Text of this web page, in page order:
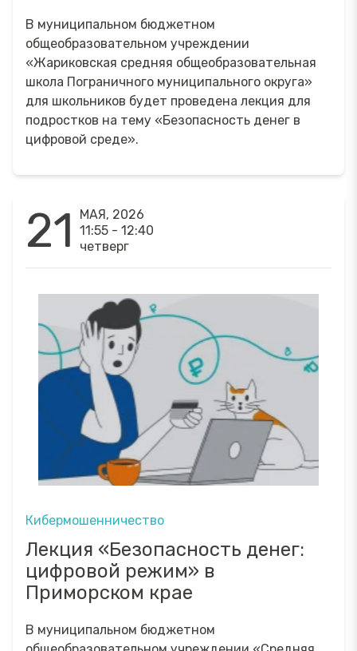
В муниципальном бюджетном
общеобразовательном учреждении
«Жариковская средняя общеобразовательная
школа Пограничного муниципального округа»
для школьников будет проведена лекция для
подростков на тему «Безопасность денег в
цифровой среде».
21
МАЯ, 2026
11:55 - 12:40
четверг
Кибермошенничество
Лекция «Безопасность денег:
цифровой режим» в
Приморском крае
В муниципальном бюджетном